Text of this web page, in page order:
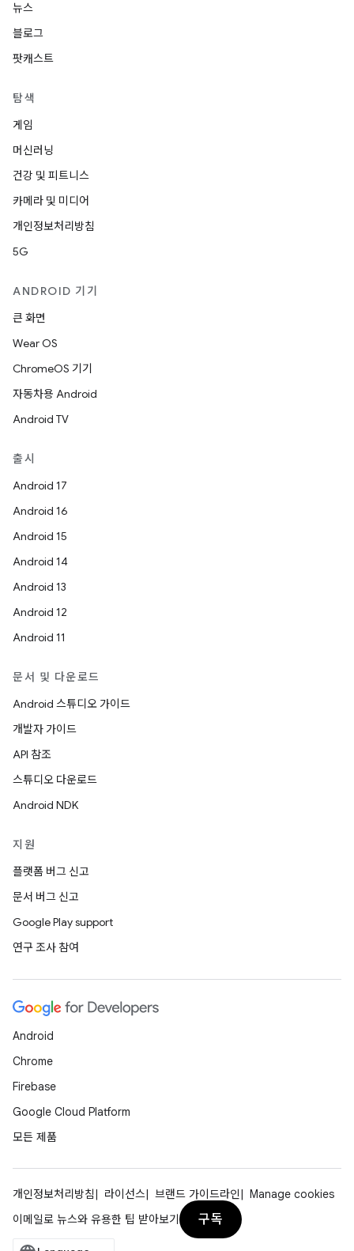
뉴스
블로그
팟캐스트
탐색
게임
머신러닝
건강 및 피트니스
카메라 및 미디어
개인정보처리방침
5G
ANDROID 기기
큰 화면
Wear OS
ChromeOS 기기
자동차용 Android
Android TV
출시
Android 17
Android 16
Android 15
Android 14
Android 13
Android 12
Android 11
문서 및 다운로드
Android 스튜디오 가이드
개발자 가이드
API 참조
스튜디오 다운로드
Android NDK
지원
플랫폼 버그 신고
문서 버그 신고
Google Play support
연구 조사 참여
Android
Chrome
Firebase
Google Cloud Platform
모든 제품
개인정보처리방침 라이선스 브랜드 가이드라인
Manage cookies
이메일로 뉴스와 유용한 팁 받아보기
구독